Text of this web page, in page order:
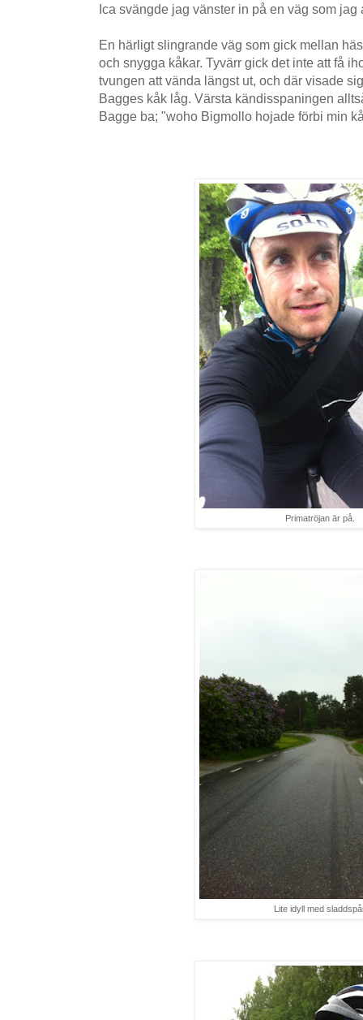
Ica svängde jag vänster in på en väg som jag
En härligt slingrande väg som gick mellan
och snygga kåkar. Tyvärr gick det inte att få
tvungen att vända längst ut, och där visade
Bagges kåk låg. Värsta kändisspaningen
Bagge ba; "woho Bigmollo hojade förbi min
Primatröjan är på.
Lite idyll med